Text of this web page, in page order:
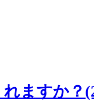
ますか？